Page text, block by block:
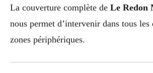
La couverture complète de Le Redon
nous permet d’intervenir dans tous les
zones périphériques.